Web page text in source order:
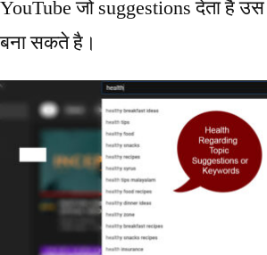
YouTube जो suggestions देता है उस
बना सकते है।